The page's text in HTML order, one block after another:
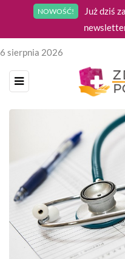
NOWOŚĆ!
Już dziś
6 sierpnia 2026